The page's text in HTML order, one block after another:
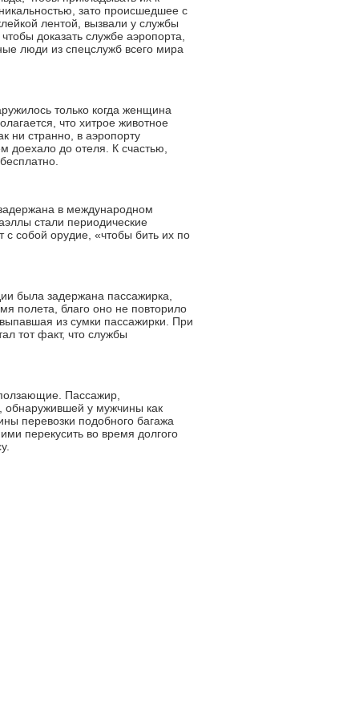
зато происшедшее с
лентой, вызвали у службы
доказать службе аэропорта,
люди из спецслужб всего мира
только когда женщина
что хитрое животное
ни странно, в аэропорту
доехало до отеля. К счастью,
в международном
стали периодические
с собой орудие, «чтобы бить их по
была задержана пассажирка,
полета, благо оно не повторило
из сумки пассажирки. При
тот факт, что службы
Пассажир,
обнаружившей у мужчины как
перевозки подобного багажа
перекусить во время долгого